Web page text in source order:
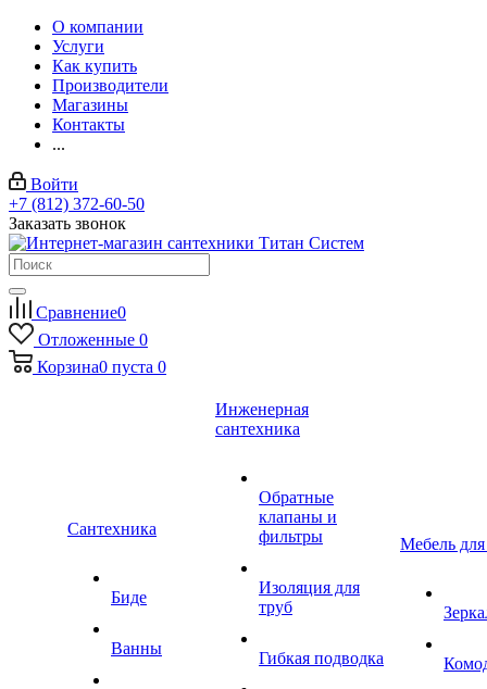
О компании
Услуги
Как купить
Производители
Магазины
Контакты
...
Войти
+7 (812) 372-60-50
Заказать звонок
Сравнение0
Отложенные 0
Корзина0 пуста 0
Сантехника
Биде
Ванны
Инженерная
сантехника
Обратные
клапаны и
фильтры
Изоляция для
труб
Гибкая подводка
Мебель